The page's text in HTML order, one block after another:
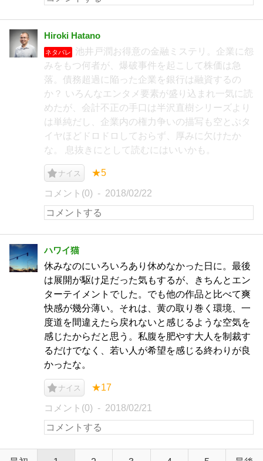
Hiroki Hatano
ネタバレ
池井戸潤お得意の金融ミステリ。企業に怨
みをもつ何者が、爆破事件を起こして株価は急
落。債務超過に陥った企業を銀行は融資するの
か？ いろんなエンタメ要素が盛り込まれ一気に読
めたが、会計不正の手口は半沢直樹シリーズより
は単純だし、企業内の権力争いの描写も空とぶタ
イヤほどドロドロしておらず、厚みに欠けたか
な。 息抜きにとして読むにはいいかも。
ナイス ★5
コメント(0) 2018/02/22
ハワイ猫
休みなのにいろいろあり休めなかった日に。最後
は展開が駆け足だった気もするが、きちんとエン
ターテイメントでした。でも他の作品と比べて爽
快感が幾分薄い。それは、黄の取り巻く環境、一
度道を間違えたら戻れないと感じるような空気を
感じたからだと思う。私腹を肥やす大人を制裁す
るだけでなく、若い人が希望を感じる終わりが良
かったな。
ナイス ★17
コメント(0) 2018/02/21